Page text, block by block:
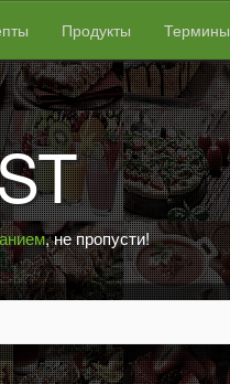
Продукты Термины
, не пропусти!